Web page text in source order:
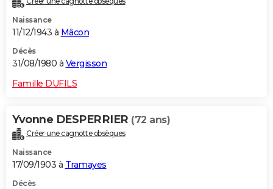
Naissance
11/12/1943 à Mâcon
Décès
31/08/1980 à Vergisson
Famille DUFILS
Yvonne DESPERRIER (72 ans)
Créer une cagnotte obsèques
Naissance
17/09/1903 à Tramayes
Décès